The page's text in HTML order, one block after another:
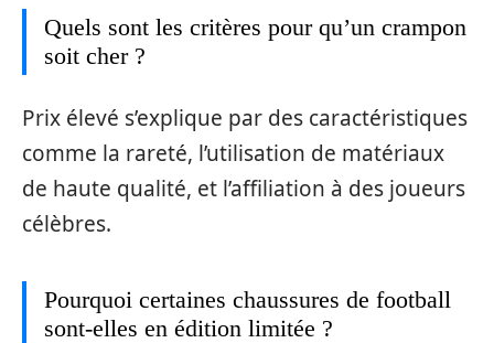
Quels sont les critères pour qu’un crampon
soit cher ?
Prix élevé s’explique par des caractéristiques
comme la rareté, l’utilisation de matériaux
de haute qualité, et l’affiliation à des joueurs
célèbres.
Pourquoi certaines chaussures de football
sont-elles en édition limitée ?